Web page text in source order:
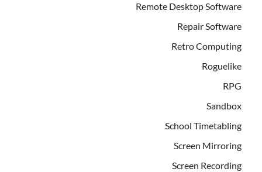
Remote Desktop Software
Repair Software
Retro Computing
Roguelike
RPG
Sandbox
School Timetabling
Screen Mirroring
Screen Recording